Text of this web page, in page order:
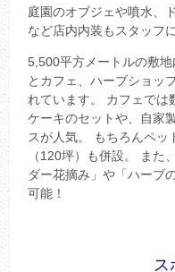
庭園のオブジェや噴水、
など店内内装もスタッフ
5,500平方メートルの敷
とカフェ、ハーブショッ
れています。 カフェでは
ケーキのセットや、自家
スが人気。 もちろんペッ
（120坪）も併設。 また
ダー花摘み」や「ハーブ
可能！
ス